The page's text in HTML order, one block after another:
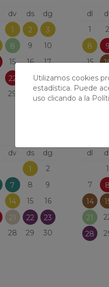
dv ds
dg
1
2
3
8 9
10
15 16
17
22 23
24
29 30 31
dl
1
2
8
9
15
22
dv ds
dg
1
2
7 8
9
14 15
16
21 22
23
28 29
30
dl
1
7
8
14
21
28
Utilizamos cookies
estadística. Puede
uso clicando a la